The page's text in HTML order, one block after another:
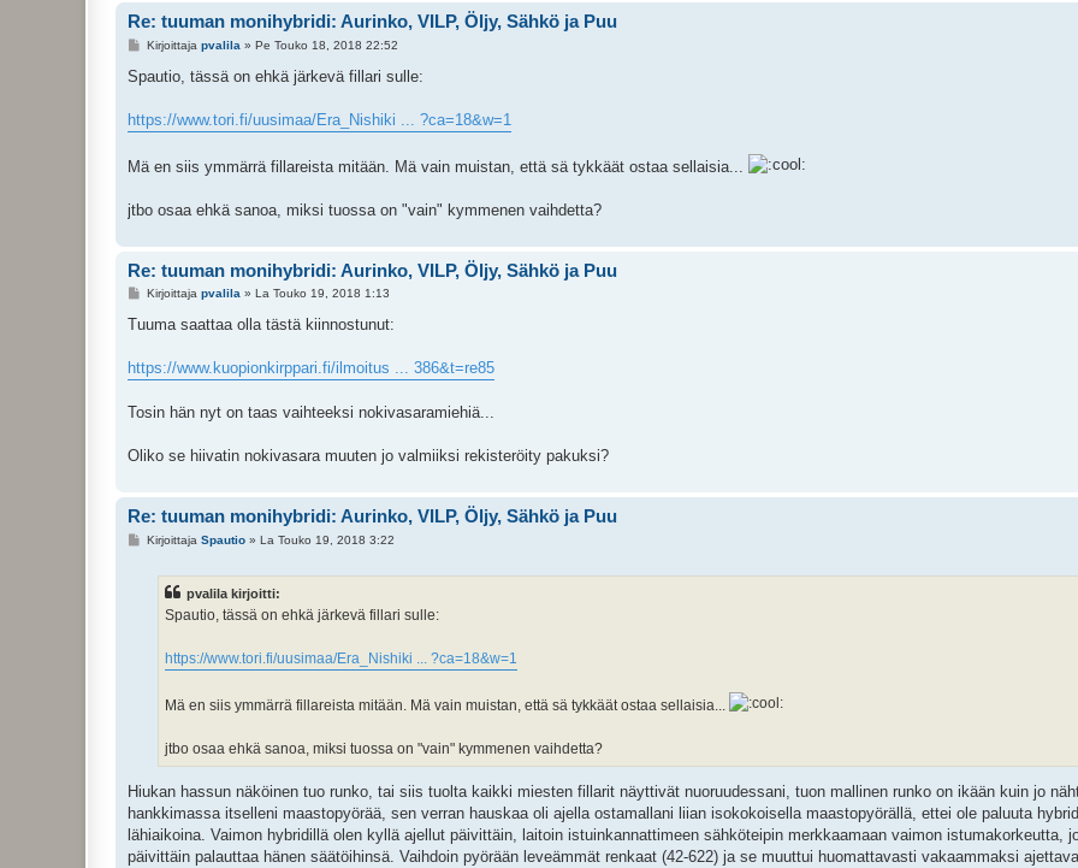
Re: tuuman monihybridi: Aurinko, VILP, Öljy, Sähkö ja Puu
V
e
i
Kirjoittaja pvalila » Pe Touko 18, 2018 22:52
Spautio, tässä on ehkä järkevä fillari sulle:
https://www.tori.fi/uusimaa/Era_Nishiki ... ?ca=18&w=1
Mä en siis ymmärrä fillareista mitään. Mä vain muistan, että sä tykkäät ostaa sellaisia...
jtbo osaa ehkä sanoa, miksi tuossa on "vain" kymmenen vaihdetta?
Re: tuuman monihybridi: Aurinko, VILP, Öljy, Sähkö ja Puu
V
e
i
Kirjoittaja pvalila » La Touko 19, 2018 1:13
Tuuma saattaa olla tästä kiinnostunut:
https://www.kuopionkirppari.fi/ilmoitus ... 386&t=re85
Tosin hän nyt on taas vaihteeksi nokivasaramiehiä...
Oliko se hiivatin nokivasara muuten jo valmiiksi rekisteröity pakuksi?
Re: tuuman monihybridi: Aurinko, VILP, Öljy, Sähkö ja Puu
VKirjoittaja Spautio» La Touko 19, 2018 3:22
pvalila kirjoitti:
Spautio, tässä on ehkä järkevä fillari sulle:
https://www.tori.fi/uusimaa/Era_Nishiki ... ?ca=18&w=1
Mä en siis ymmärrä fillareista mitään. Mä vain muistan, että sä tykkäät ostaa sellaisia...
jtbo osaa ehkä sanoa, miksi tuossa on "vain" kymmenen vaihdetta?
Hiukan hassun näköinen tuo runko, tai siis tuolta kaikki miesten fillarit näyttivät nuoruudessani, tuon mallinen runko on ikään kuin jo
hankkimassa itselleni maastopyörää, sen verran hauskaa oli ajella ostamallani liian isokokoisella maastopyörällä, ettei ole paluuta
lähiaikoina. Vaimon hybridillä olen kyllä ajellut päivittäin, laitoin istuinkannattimeen sähköteipin merkkaamaan vaimon istumakorkeutta,
päivittäin palauttaa hänen säätöihinsä. Vaihdoin pyörään leveämmät renkaat (42-622) ja se muuttui huomattavasti vakaammaksi